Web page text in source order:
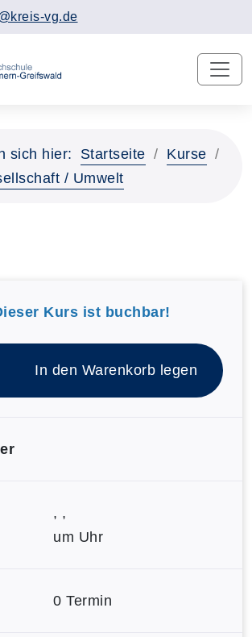
vg.de
sich hier: Startseite
Kurse
/ Umwelt
Kurs ist buchbar!
In den Warenkorb legen
, ,
um Uhr
0 Termin